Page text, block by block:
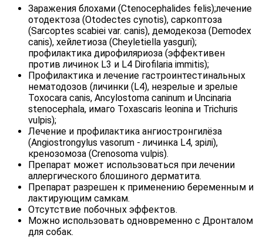
Заражения блохами (Ctenocephalides felis);лечение
отодектоза (Otodectes cynotis), саркоптоза
(Sarcoptes scabiei var. canis), демодекоза (Demodex
canis), хейлетиоза (Cheyletiella yasguri);
профилактика дирофиляриоза (эффективен
против личинок L3 и L4 Dirofilaria immitis);
Профилактика и лечение гастроинтестинальных
нематодозов (личинки (L4), незрелые и зрелые
Toxocara canis, Ancylostoma caninum и Uncinaria
stenocephala, имаго Toxascaris leonina и Trichuris
vulpis);
Лечение и профилактика ангиостронгилёза
(Angiostrongylus vasorum - личинка L4, зрілі),
кренозомоза (Сrenosoma vulpis).
Препарат может использоваться при лечении
аллергического блошиного дерматита.
Препарат разрешен к применению беременным и
лактирующим самкам.
Отсутствие побочных эффектов.
Можно использовать одновременно с Дронталом
для собак.